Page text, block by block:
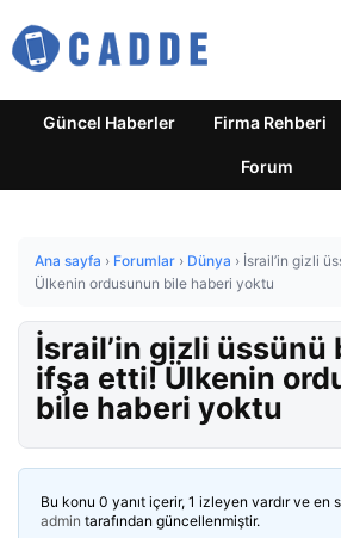
Güncel Haberler Firma Rehberi
Forum
Ana sayfa › Forumlar › Dünya › İsrail’in gizli
Ülkenin ordusunun bile haberi yoktu
İsrail’in gizli üssünü
ifşa etti! Ülkenin
bile haberi yoktu
Bu konu 0 yanıt içerir, 1 izleyen vardır ve en
admin tarafından güncellenmiştir.